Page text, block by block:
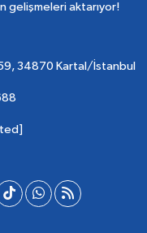
gelişmeleri aktarıyor!
34870 Kartal/İstanbul